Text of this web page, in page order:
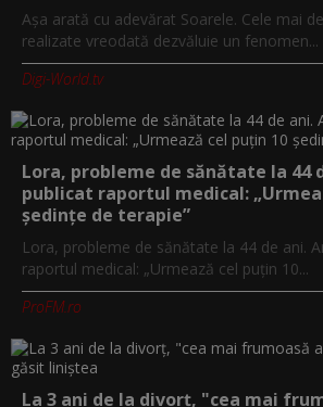
Așa arată cu adevărat Soarele. Cele mai
realizate vreodată dezvăluie un fenomen...
Digi-World.tv
Lora, probleme de sănătate la 44
publicat raportul medical:
ședințe de terapie”
Lora, probleme de sănătate la 44 de ani.
raportul medical: „Urmează cel puțin 10...
ProFM.ro
La 3 ani de la divorț, "cea mai